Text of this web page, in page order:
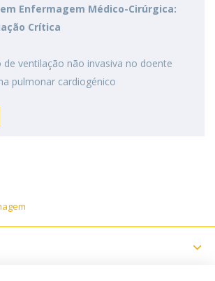
Enfermagem Médico-Cirúrgica:
Crítica
de ventilação não invasiva no doente
pulmonar cardiogénico